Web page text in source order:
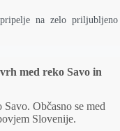
na zelo priljubljeno
med reko Savo in